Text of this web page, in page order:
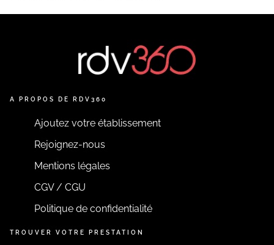
A PROPOS DE RDV360
Ajoutez votre établissement
Rejoignez-nous
Mentions légales
CGV / CGU
Politique de confidentialité
TROUVER VOTRE PRESTATION